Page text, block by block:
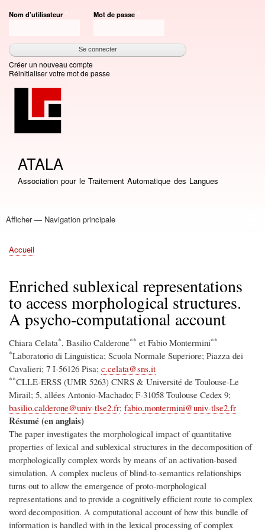
au
principal
Nom d'utilisateur Mot de passe
Créer un nouveau compte
Réinitialiser votre mot de passe
ATALA
Association pour le Traitement Automatique des Langues
Navigation
Afficher — Navigation principale
Accueil
Association
Bourses
Adhésion
Revue TAL
Liste LN
Conférence TALN
Conférences
Prix de thèse
Prix TALN-RECITAL
Annuaires
Journées
Offres d'emploi
Fil
Accueil
Enriched sublexical representations
to access morphological structures.
A psycho-computational account
Chiara Celata*, Basilio Calderone** et Fabio Montermini**
*Laboratorio di Linguistica; Scuola Normale Superiore; Piazza dei
Cavalieri; 7 I-56126 Pisa; c.celata@sns.it
**CLLE-ERSS (UMR 5263) CNRS & Université de Toulouse-Le
Mirail; 5, allées Antonio-Machado; F-31058 Toulouse Cedex 9;
basilio.calderone@univ-tlse2.fr; fabio.montermini@univ-tlse2.fr
Résumé (en anglais)
The paper investigates the morphological impact of quantitative
properties of lexical and sublexical structures in the decomposition of
morphologically complex words by means of an activation-based
simulation. A complex nucleus of blind-to-semantics relationships
turns out to allow the emergence of proto-morphological
representations and to provide a cognitively efﬁcient route to complex
word decomposition. A computational account of how this bundle of
information is handled with in the lexical processing of complex